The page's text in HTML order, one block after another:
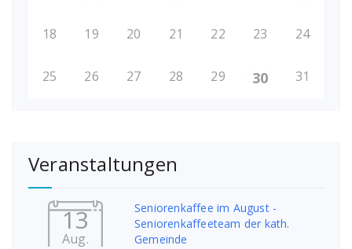
18 19 20 21 22 23 24
25 26 27 28 29 30 31
Veranstaltungen
13
Aug.
Seniorenkaffee im August -
Seniorenkaffeeteam der kath.
Gemeinde